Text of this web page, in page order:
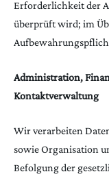
Erforderlichkeit der
überprüft wird; im
Administration,
Kontaktverwaltung
Wir verarbeiten
sowie Organisation
Befolgung der